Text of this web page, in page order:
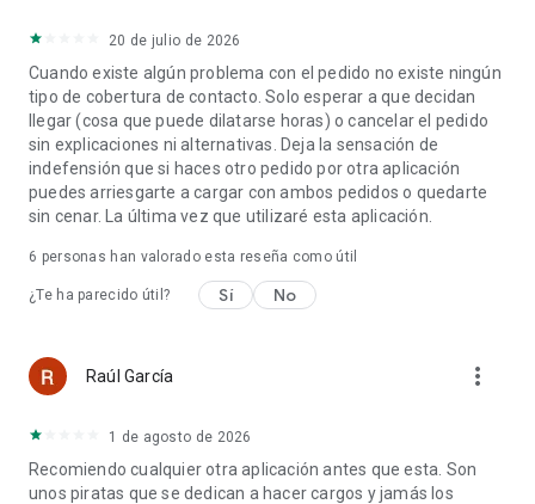
¿Necesitas ayuda? ¡Contacta con nosotros!
Si necesitas ayuda con un pedido o tienes alguna pregunta
sobre Glovo, contacta con nuestro equipo de asistencia a
través de la sección de asistencia de nuestra aplicación o de
nuestro sitio web.
También puedes encontrarnos en:
★Nuestra web:https://glovoapp.com/
★Facebook:https://www.facebook.com/glovoappES
★Twitter:https://twitter.com/Glovo_ES
de la compra y recíbelo en cuestión de minutos.
20 de julio de 2026
Cuando existe algún problema con el pedido no existe ningún
tipo de cobertura de contacto. Solo esperar a que decidan
llegar (cosa que puede dilatarse horas) o cancelar el pedido
sin explicaciones ni alternativas. Deja la sensación de
indefensión que si haces otro pedido por otra aplicación
puedes arriesgarte a cargar con ambos pedidos o quedarte
sin cenar. La última vez que utilizaré esta aplicación.
6 personas han valorado esta reseña como útil
¿Te ha parecido útil? Sí No
Raúl García more_vert
1 de agosto de 2026
Recomiendo cualquier otra aplicación antes que esta. Son
unos piratas que se dedican a hacer cargos y jamás los